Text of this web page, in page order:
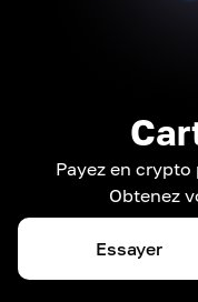
Payez en
Obtenez
Essayer